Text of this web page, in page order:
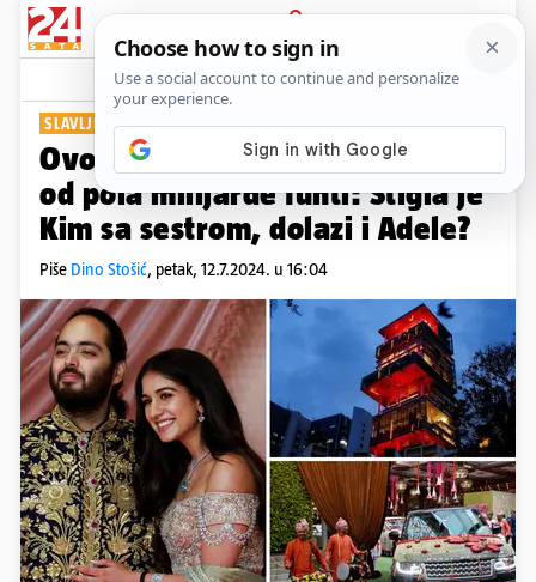
PRIJAVA
Show Komentari
SLAVLJE TRAJE MJESECIMA
Ovo je indijska svadba godine
od pola milijarde funti: Stigla je
Kim sa sestrom, dolazi i Adele?
Piše Dino Stošić, petak, 12.7.2024. u 16:04